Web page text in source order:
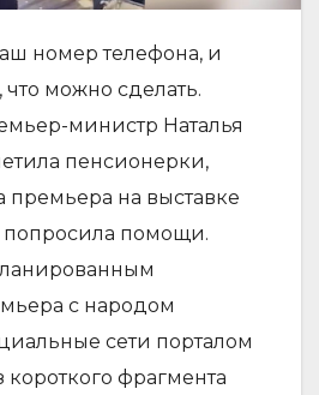
номер телефона, и
можно сделать.
министр Наталья
пенсионерки,
премьера на выставке
помощи.
с народом
сети порталом
фрагмента